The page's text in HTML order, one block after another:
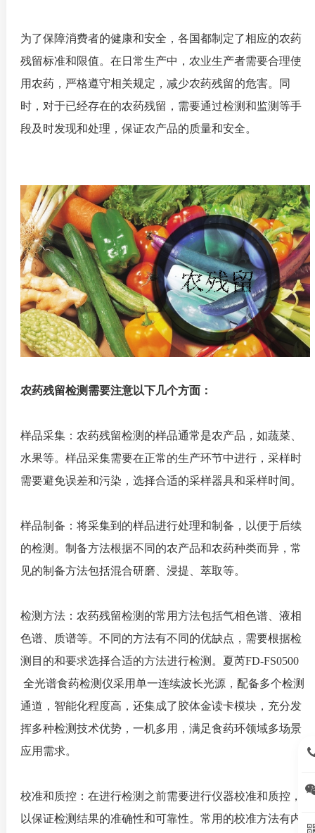
为了保障消费者的健康和安全，各国都制定了相应的农药
残留标准和限值。在日常生产中，农业生产者需要合理使
用农药，严格遵守相关规定，减少农药残留的危害。同
时，对于已经存在的农药残留，需要通过检测和监测等手
段及时发现和处理，保证农产品的质量和安全。
农药残留检测需要注意以下几个方面：
样品采集：农药残留检测的样品通常是农产品，如蔬菜、
水果等。样品采集需要在正常的生产环节中进行，采样时
需要避免误差和污染，选择合适的采样器具和采样时间。
样品制备：将采集到的样品进行处理和制备，以便于后续
的检测。制备方法根据不同的农产品和农药种类而异，常
见的制备方法包括混合研磨、浸提、萃取等。
检测方法：农药残留检测的常用方法包括气相色谱、液相
色谱、质谱等。不同的方法有不同的优缺点，需要根据检
测目的和要求选择合适的方法进行检测。夏芮FD-FS0500
全光谱食药检测仪采用单一连续波长光源，配备多个检测
通道，智能化程度高，还集成了胶体金读卡模块，充分发
挥多种检测技术优势，一机多用，满足食药环领域多场景
应用需求。
校准和质控：在进行检测之前需要进行仪器校准和质控，
以保证检测结果的准确性和可靠性。常用的校准方法有内